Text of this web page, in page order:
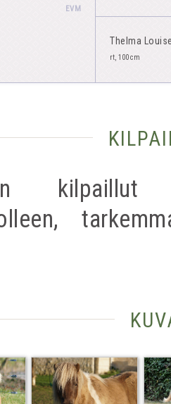
EVM
Thelma
rt, 100cm
kilpaillut